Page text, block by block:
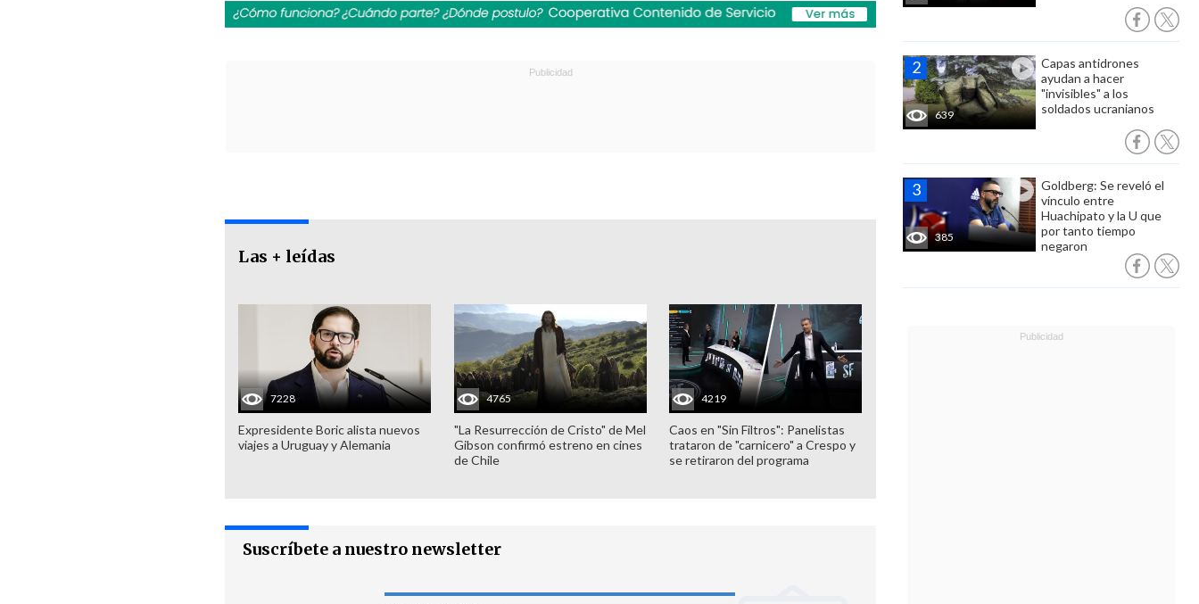
639
Capas antidrones
ayudan a hacer
"invisibles" a los
soldados ucranianos
385
Goldberg: Se reveló el
vínculo entre
Huachipato y la U que
por tanto tiempo
negaron
Las + leídas
7228
Expresidente Boric alista nuevos
viajes a Uruguay y Alemania
4765
"La Resurrección de Cristo" de Mel
Gibson confirmó estreno en cines
de Chile
4219
Caos en "Sin Filtros": Panelistas
trataron de "carnicero" a Crespo y
se retiraron del programa
Suscríbete a nuestro newsletter